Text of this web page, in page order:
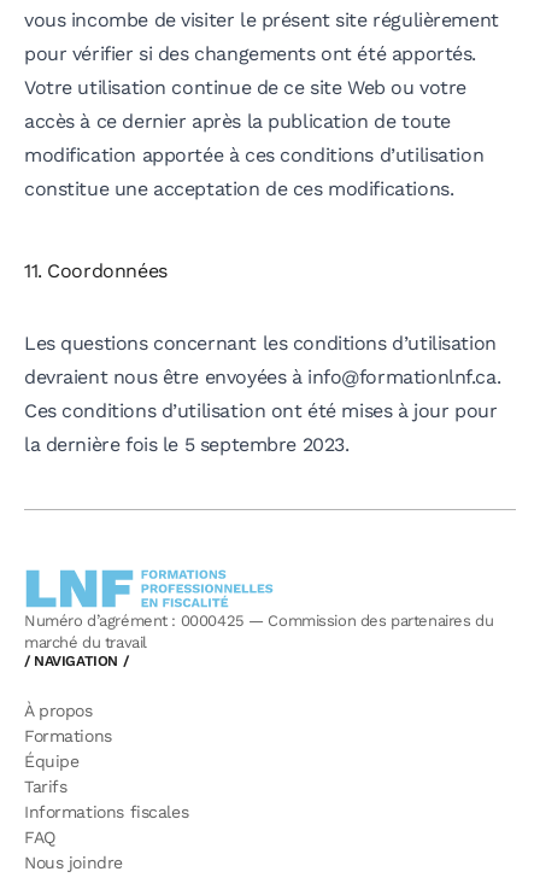
vous incombe de visiter le présent site régulièrement
pour vérifier si des changements ont été apportés.
Votre utilisation continue de ce site Web ou votre
accès à ce dernier après la publication de toute
modification apportée à ces conditions d’utilisation
constitue une acceptation de ces modifications.
11. Coordonnées
Les questions concernant les conditions d’utilisation
devraient nous être envoyées àinfo@formationlnf.ca.
Ces conditions d’utilisation ont été mises à jour pour
la dernière fois le 5 septembre 2023.
Numéro d’agrément : 0000425 — Commission des partenaires du
marché du travail
/ NAVIGATION /
À propos
Formations
Équipe
Tarifs
Informations fiscales
FAQ
Nous joindre